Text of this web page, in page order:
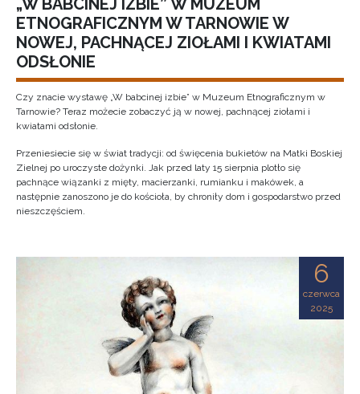
„W BABCINEJ IZBIE” W MUZEUM
ETNOGRAFICZNYM W TARNOWIE W
NOWEJ, PACHNĄCEJ ZIOŁAMI I KWIATAMI
ODSŁONIE
Czy znacie wystawę „W babcinej izbie” w Muzeum Etnograficznym w
Tarnowie? Teraz możecie zobaczyć ją w nowej, pachnącej ziołami i
kwiatami odsłonie.
Przeniesiecie się w świat tradycji: od święcenia bukietów na Matki Boskiej
Zielnej po uroczyste dożynki. Jak przed laty 15 sierpnia plotło się
pachnące wiązanki z mięty, macierzanki, rumianku i makówek, a
następnie zanoszono je do kościoła, by chroniły dom i gospodarstwo przed
nieszczęściem.
6
czerwca
2025